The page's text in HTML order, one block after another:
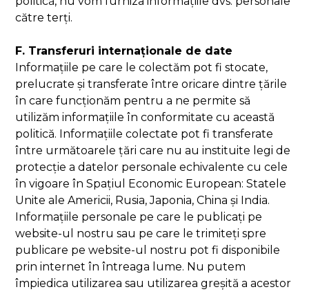
către terți.
F. Transferuri internaționale de date
Informațiile pe care le colectăm pot fi stocate,
prelucrate și transferate între oricare dintre țările
în care funcționăm pentru a ne permite să
utilizăm informațiile în conformitate cu această
politică. Informațiile colectate pot fi transferate
între următoarele țări care nu au instituite legi de
protecție a datelor personale echivalente cu cele
în vigoare în Spațiul Economic European: Statele
Unite ale Americii, Rusia, Japonia, China și India.
Informațiile personale pe care le publicați pe
website-ul nostru sau pe care le trimiteți spre
publicare pe website-ul nostru pot fi disponibile
prin internet în întreaga lume. Nu putem
împiedica utilizarea sau utilizarea greșită a acestor